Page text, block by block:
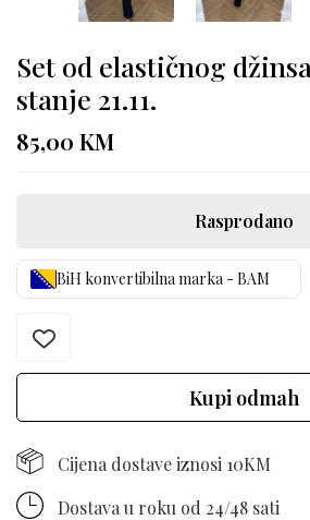
Set od elastičnog
stanje 21.11.
85,00 KM
Rasprodano
BiH konvertibilna marka - BAM
Kupi odmah
Cijena dostave iznosi 10KM
Dostava u roku od 24/48 sati